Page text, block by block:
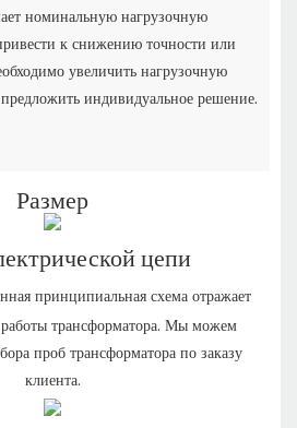
номинальную нагрузочную
к снижению точности или
увеличить нагрузочную
индивидуальное решение.
Размер
цепи
принципиальная схема отражает
трансформатора. Мы можем
проб трансформатора по заказу
клиента.